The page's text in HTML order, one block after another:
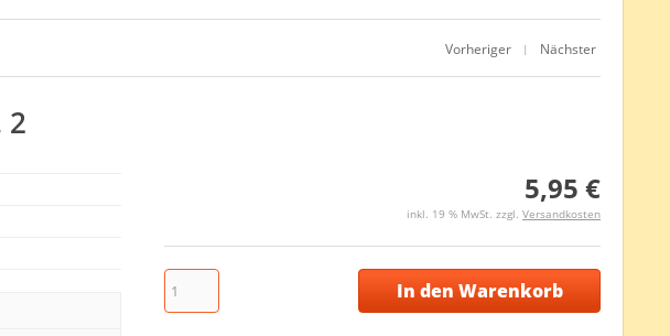
Vorheriger | Nächster
2
5,95 €
inkl. 19 % MwSt. zzgl. Versandkosten
In den Warenkorb